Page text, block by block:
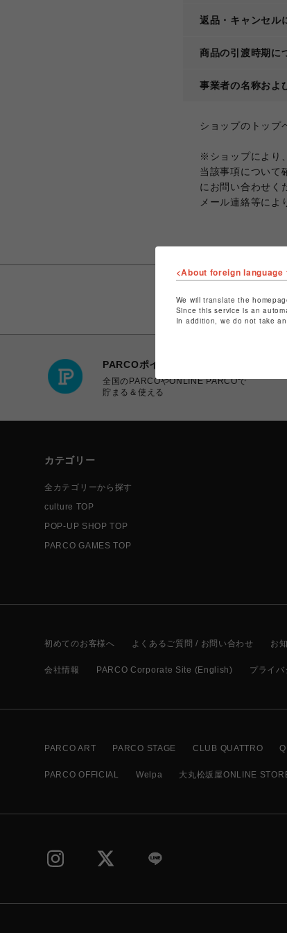
返品・キャンセル
商品の引渡時期に
事業者の名称およ
ショップのトップ
※ショップにより
当該事項について
にお問い合わせく
メール連絡等によ
PARCOポイント
全国のPARCOやONLINE PARCOで
貯まる＆使える
カテゴリー
全カテゴリーから探す
culture TOP
POP-UP SHOP TOP
PARCO GAMES TOP
初めてのお客様へ よくあるご質問 / お問い合わせ お
会社情報 PARCO Corporate Site (English) プライバ
PARCO ART PARCO STAGE CLUB QUATTRO
PARCO OFFICIAL Welpa 大丸松坂屋ONLINE
<About foreign
We will translate the
Since this service is an
In addition, we do not take